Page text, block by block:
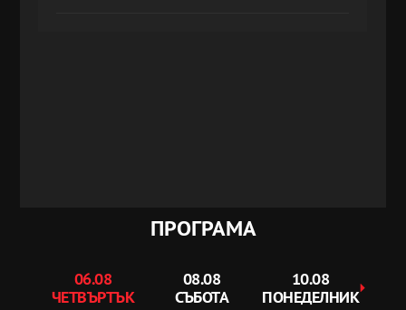
ПРОГРАМА
06.08
ЧЕТВЪРТЪК
08.08
СЪБОТА
10.08
ПОНЕДЕЛНИК